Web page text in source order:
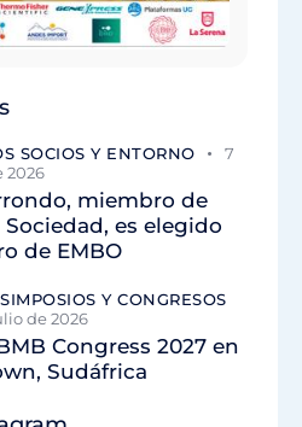
SOCIOS Y ENTORNO
7
2026
miembro de
es elegido
de EMBO
Y CONGRESOS
de 2026
Congress 2027 en
Sudáfrica